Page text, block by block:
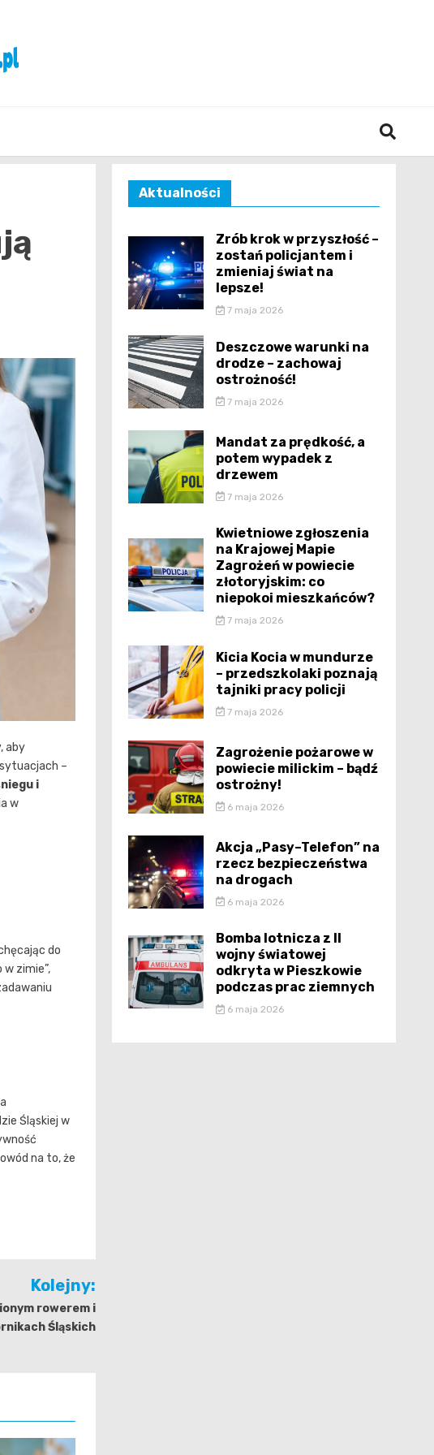
aby
–
i
w
do
zimie”,
Śląskiej w
na to, że
Kolejny:
rowerem i
Śląskich
Aktualności
Zrób krok w przyszłość –
zostań policjantem i
zmieniaj świat na
lepsze!
7 maja 2026
Deszczowe warunki na
drodze – zachowaj
ostrożność!
7 maja 2026
Mandat za prędkość, a
potem wypadek z
drzewem
7 maja 2026
Kwietniowe zgłoszenia
na Krajowej Mapie
Zagrożeń w powiecie
złotoryjskim: co
niepokoi mieszkańców?
7 maja 2026
Kicia Kocia w mundurze
– przedszkolaki poznają
tajniki pracy policji
7 maja 2026
Zagrożenie pożarowe w
powiecie milickim – bądź
ostrożny!
6 maja 2026
Akcja „Pasy–Telefon” na
rzecz bezpieczeństwa
na drogach
6 maja 2026
Bomba lotnicza z II
wojny światowej
odkryta w Pieszkowie
podczas prac ziemnych
6 maja 2026